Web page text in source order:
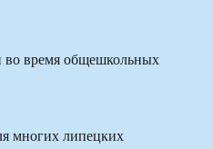
время общешкольных
многих липецких